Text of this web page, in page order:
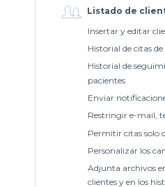
Listado de
Insertar y editar
Historial de citas
Historial de
pacientes
Enviar
Restringir e-mail,
Permitir citas solo
Personalizar los
Adjunta archivos
clientes y en los